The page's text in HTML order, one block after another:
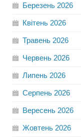
Березень 2026
Квітень 2026
Травень 2026
Червень 2026
Липень 2026
Серпень 2026
Вересень 2026
Жовтень 2026